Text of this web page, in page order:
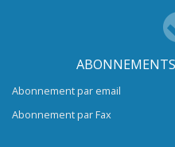
Abonnement par email
Abonnement par Fax